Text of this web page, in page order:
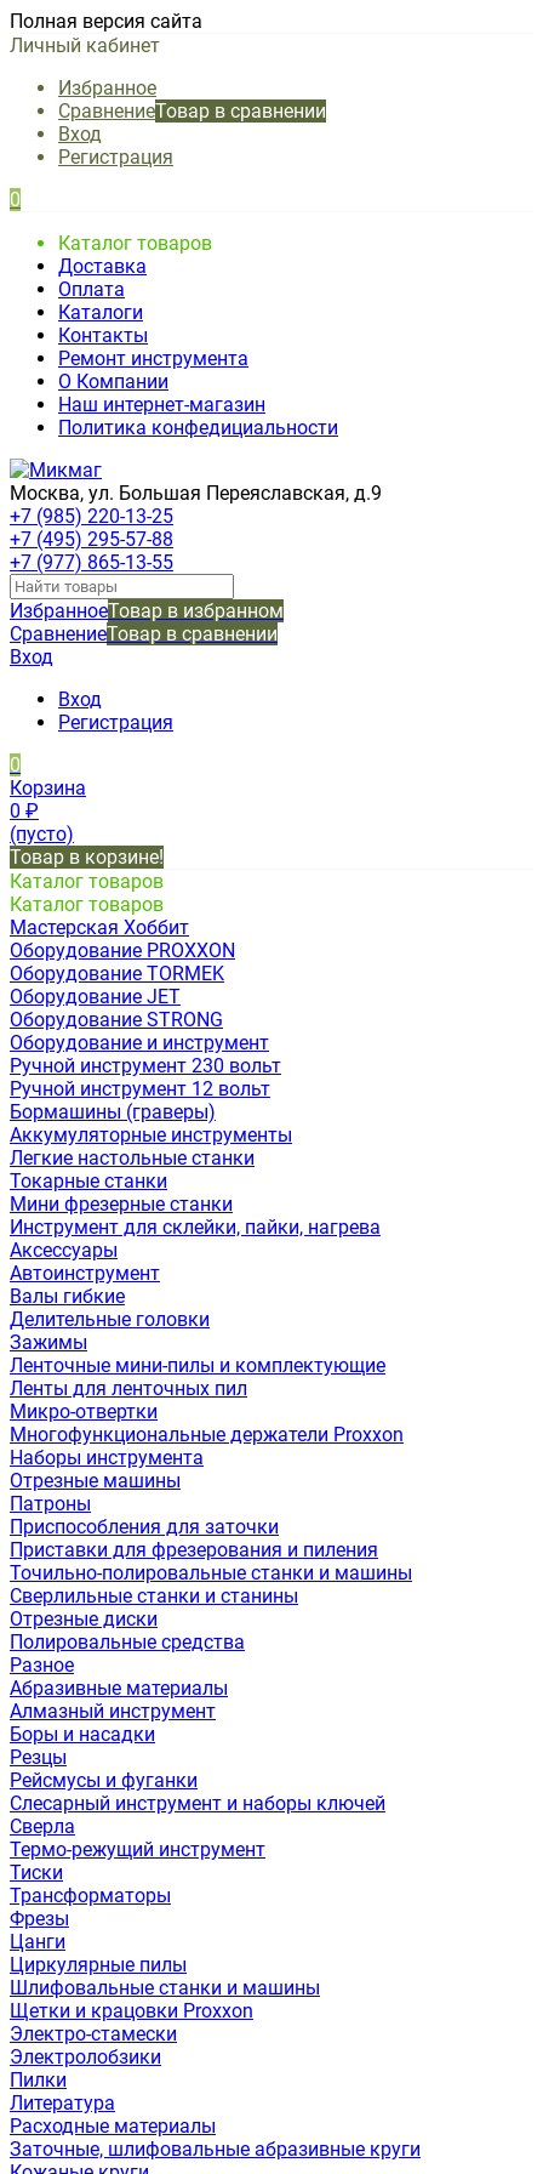
Полная версия сайта
Личный кабинет
Избранное
СравнениеТовар в сравнении
Вход
Регистрация
0
Каталог товаров
Доставка
Оплата
Каталоги
Контакты
Ремонт инструмента
О Компании
Наш интернет-магазин
Политика конфедициальности
Москва, ул. Большая Переяславская, д.9
+7 (985) 220-13-25
+7 (495) 295-57-88
+7 (977) 865-13-55
ИзбранноеТовар в избранном
СравнениеТовар в сравнении
Вход
Вход
Регистрация
0
Корзина
0 ₽
(пусто)
Товар в корзине!
Каталог товаров
Каталог товаров
Мастерская Хоббит
Оборудование PROXXON
Оборудование TORMEK
Оборудование JET
Оборудование STRONG
Оборудование и инструмент
Ручной инструмент 230 вольт
Ручной инструмент 12 вольт
Бормашины (граверы)
Аккумуляторные инструменты
Легкие настольные станки
Токарные станки
Мини фрезерные станки
Инструмент для склейки, пайки, нагрева
Аксессуары
Автоинструмент
Валы гибкие
Делительные головки
Зажимы
Ленточные мини-пилы и комплектующие
Ленты для ленточных пил
Микро-отвертки
Многофункциональные держатели Proxxon
Наборы инструмента
Отрезные машины
Патроны
Приспособления для заточки
Приставки для фрезерования и пиления
Точильно-полировальные станки и машины
Сверлильные станки и станины
Отрезные диски
Полировальные средства
Разное
Абразивные материалы
Алмазный инструмент
Боры и насадки
Резцы
Рейсмусы и фуганки
Слесарный инструмент и наборы ключей
Сверла
Термо-режущий инструмент
Тиски
Трансформаторы
Фрезы
Цанги
Циркулярные пилы
Шлифовальные станки и машины
Щетки и крацовки Proxxon
Электро-стамески
Электролобзики
Пилки
Литература
Расходные материалы
Заточные, шлифовальные абразивные круги